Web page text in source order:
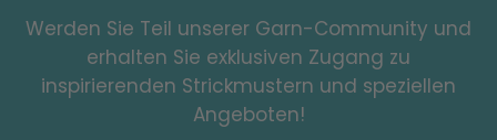
Werden Sie Teil unserer Garn-Community und
erhalten Sie exklusiven Zugang zu
inspirierenden Strickmustern und speziellen
Angeboten!